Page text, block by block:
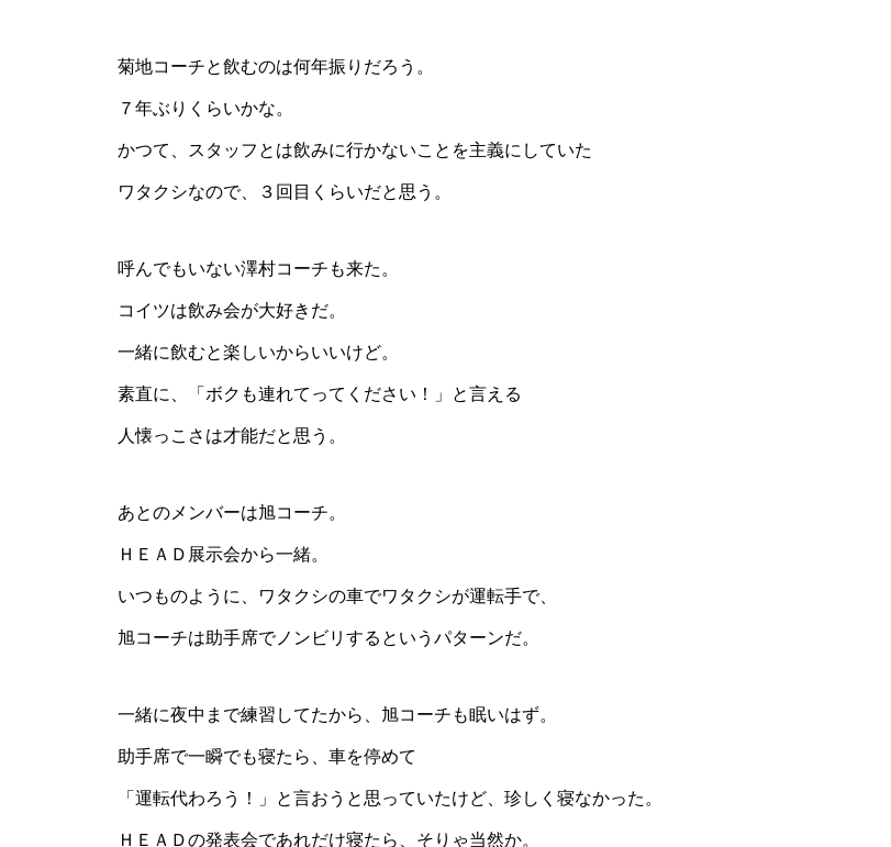
菊地コーチと飲むのは何年振りだろう。
７年ぶりくらいかな。
かつて、スタッフとは飲みに行かないことを主義にしていた
ワタクシなので、３回目くらいだと思う。
呼んでもいない澤村コーチも来た。
コイツは飲み会が大好きだ。
一緒に飲むと楽しいからいいけど。
素直に、「ボクも連れてってください！」と言える
人懐っこさは才能だと思う。
あとのメンバーは旭コーチ。
ＨＥＡＤ展示会から一緒。
いつものように、ワタクシの車でワタクシが運転手で、
旭コーチは助手席でノンビリするというパターンだ。
一緒に夜中まで練習してたから、旭コーチも眠いはず。
助手席で一瞬でも寝たら、車を停めて
「運転代わろう！」と言おうと思っていたけど、珍しく寝なかった。
ＨＥＡＤの発表会であれだけ寝たら、そりゃ当然か。